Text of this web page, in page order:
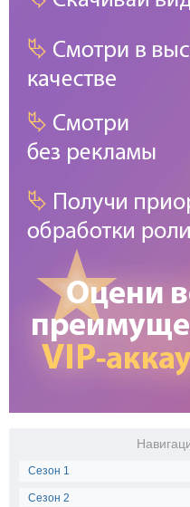
Сезон 1
Сезон 2